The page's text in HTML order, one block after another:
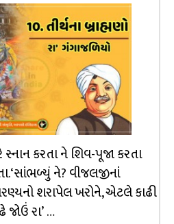
સ્નાન કરતા ને શિવ-પૂજા કરતા
‘સાંભળ્યું ને? વીજલજીનાં
શરાપેલ ખરોને, એટલે કાઢી
જોઉં રા’ …